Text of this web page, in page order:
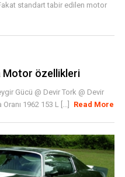
standart tabir edilen motor
Motor özellikleri
Gücü @ Devir Tork @ Devir
1962 153 L [...]
Read More